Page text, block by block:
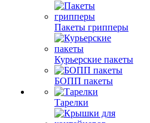
Пакеты грипперы
Курьерские пакеты
БОПП пакеты
Тарелки